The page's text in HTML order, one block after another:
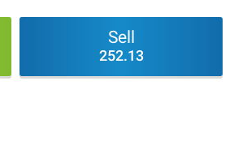
Sell
252.13